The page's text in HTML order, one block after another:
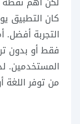
كان التطبيق
التجربة أفضل.
فقط أو بدون
المستخدمين.
من توفر اللغة